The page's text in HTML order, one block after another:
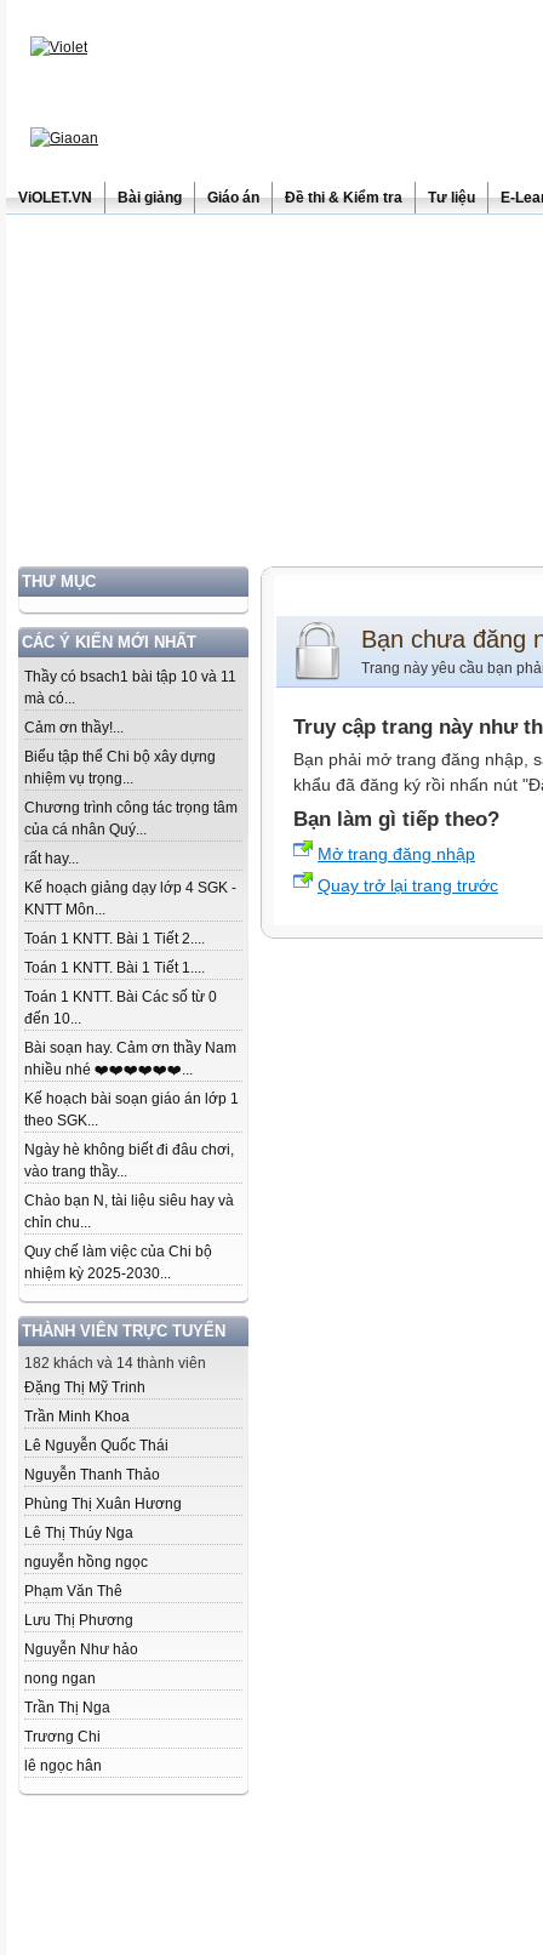
ViOLET.VN Bài giảng Giáo án Đề thi & Kiểm tra Tư liệu E-
THƯ MỤC
CÁC Ý KIẾN MỚI NHẤT
Thầy có bsach1 bài tập 10 và 11
mà có...
Cảm ơn thầy!...
Biểu tập thể Chi bộ xây dựng
nhiệm vụ trọng...
Chương trình công tác trọng tâm
của cá nhân Quý...
rất hay...
Kế hoạch giảng dạy lớp 4 SGK -
KNTT Môn...
Toán 1 KNTT. Bài 1 Tiết 2....
Toán 1 KNTT. Bài 1 Tiết 1....
Toán 1 KNTT. Bài Các số từ 0
đến 10...
Bài soạn hay. Cảm ơn thầy Nam
nhiều nhé ❤️❤️❤️❤️❤️❤️...
Kế hoạch bài soạn giáo án lớp 1
theo SGK...
Ngày hè không biết đi đâu chơi,
vào trang thầy...
Chào bạn N, tài liệu siêu hay và
chỉn chu...
Quy chế làm việc của Chi bộ
nhiệm kỳ 2025-2030...
THÀNH VIÊN TRỰC TUYẾN
182 khách và 14 thành viên
Đặng Thị Mỹ Trinh
Trần Minh Khoa
Lê Nguyễn Quốc Thái
Nguyễn Thanh Thảo
Phùng Thị Xuân Hương
Lê Thị Thúy Nga
nguyễn hồng ngọc
Phạm Văn Thê
Lưu Thị Phương
Nguyễn Như hảo
nong ngan
Trần Thị Nga
Trương Chi
lê ngọc hân
Bạn chưa đăng
Trang này yêu cầu bạn
Truy cập trang này như
Bạn phải mở trang đăng nhập,
khẩu đã đăng ký rồi nhấn nút
Bạn làm gì tiếp theo?
Mở trang đăng nhập
Quay trở lại trang trước